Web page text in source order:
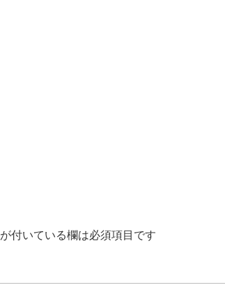
が付いている欄は必須項目です